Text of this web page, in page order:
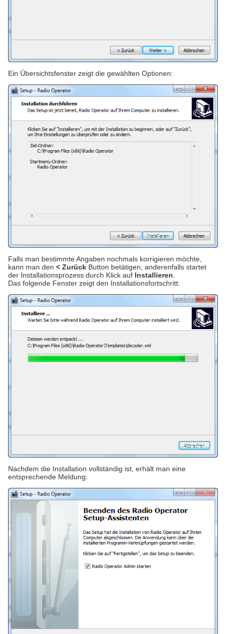
Ein Übersichtsfenster zeigt die gewählten Optionen:
Falls man bestimmte Angaben nochmals korrigieren möchte,
kann man den < Zurück Button betätigen, anderenfalls startet
der Installationsprozess durch Klick auf Installieren
Das folgende Fenster zeigt den Installationsfortschritt:
Nachdem die Installation vollständig ist, erhält man eine
entsprechende Meldung: